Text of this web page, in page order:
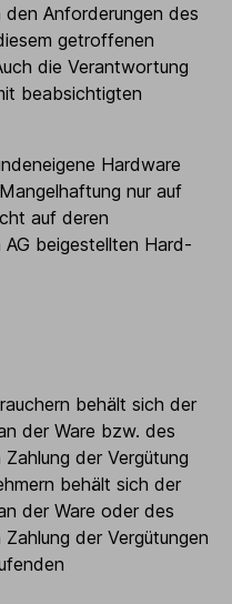
Anforderungen des
getroffenen
die Verantwortung
beabsichtigten
Hardware
nur auf
auf deren
beigestellten Hard-
behält sich der
der Ware bzw. des
der Vergütung
behält sich der
der Ware oder des
der Vergütungen